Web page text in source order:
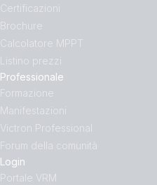
Certificazioni
Brochure
Calcolatore MPPT
Listino prezzi
Professionale
Formazione
Manifestazioni
Victron Professional
Forum della comunità
Login
Portale VRM